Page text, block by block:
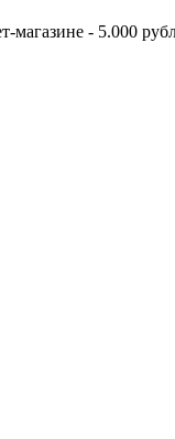
магазине - 5.000